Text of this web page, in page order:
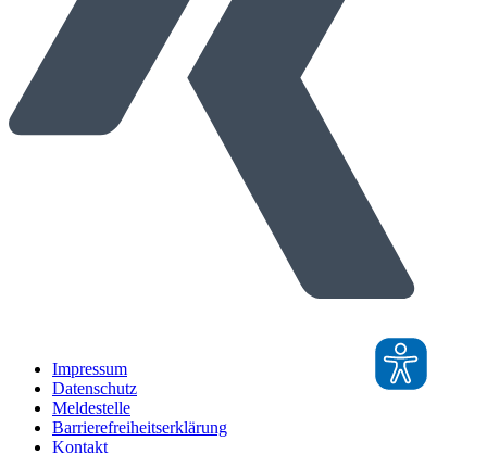
Impressum
Datenschutz
Meldestelle
Barrierefreiheitserklärung
Kontakt